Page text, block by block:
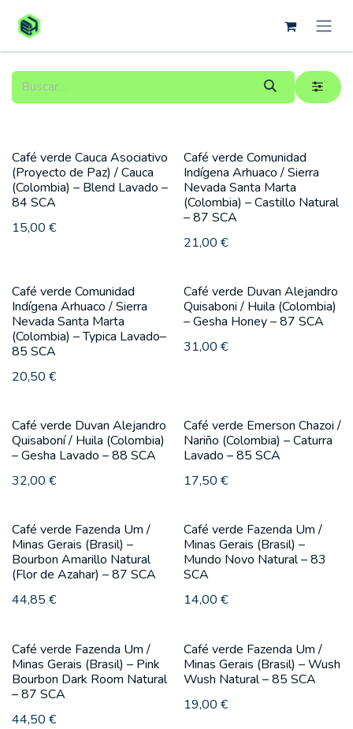
Café verde Cauca Asociativo
(Proyecto de Paz) / Cauca
(Colombia) – Blend Lavado –
84 SCA
15,00 €
Café verde Comunidad
Indígena Arhuaco / Sierra
Nevada Santa Marta
(Colombia) – Castillo Natural
– 87 SCA
21,00 €
Café verde Comunidad
Indígena Arhuaco / Sierra
Nevada Santa Marta
(Colombia) – Typica Lavado–
85 SCA
20,50 €
Café verde Duvan Alejandro
Quisaboni / Huila (Colombia)
– Gesha Honey – 87 SCA
31,00 €
Café verde Duvan Alejandro
Quisaboní / Huila (Colombia)
– Gesha Lavado – 88 SCA
32,00 €
Café verde Emerson Chazoi /
Nariño (Colombia) – Caturra
Lavado – 85 SCA
17,50 €
Café verde Fazenda Um /
Minas Gerais (Brasil) –
Bourbon Amarillo Natural
(Flor de Azahar) – 87 SCA
44,85 €
Café verde Fazenda Um /
Minas Gerais (Brasil) –
Mundo Novo Natural – 83
SCA
14,00 €
Café verde Fazenda Um /
Minas Gerais (Brasil) – Pink
Bourbon Dark Room Natural
– 87 SCA
44,50 €
Café verde Fazenda Um /
Minas Gerais (Brasil) – Wush
Wush Natural – 85 SCA
19,00 €